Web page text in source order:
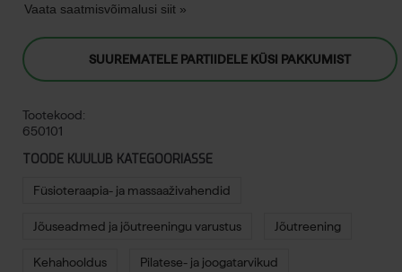
Vaata saatmisvõimalusi siit »
SUUREMATELE PARTIIDELE KÜSI PAKKUMIST
Tootekood:
650101
TOODE KUULUB KATEGOORIASSE
Füsioteraapia- ja massaaživahendid
Jõuseadmed ja jõutreeningu varustus Jõutreening
Kehahooldus Pilatese- ja joogatarvikud